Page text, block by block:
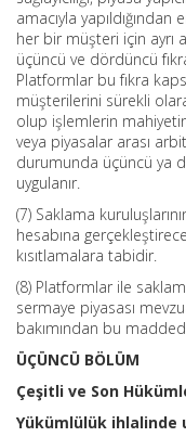
amacıyla
her bir müşteri için ayrı
üçüncü ve dördüncü
Platformlar bu fıkra
müşterilerini sürekli
olup işlemlerin
veya piyasalar arası
durumunda üçüncü ya
uygulanır.
(7) Saklama
hesabına
kısıtlamalara tabidir.
(8) Platformlar ile
sermaye piyasası
bakımından bu
ÜÇÜNCÜ BÖLÜM
Çeşitli ve Son
Yükümlülük ihlalinde